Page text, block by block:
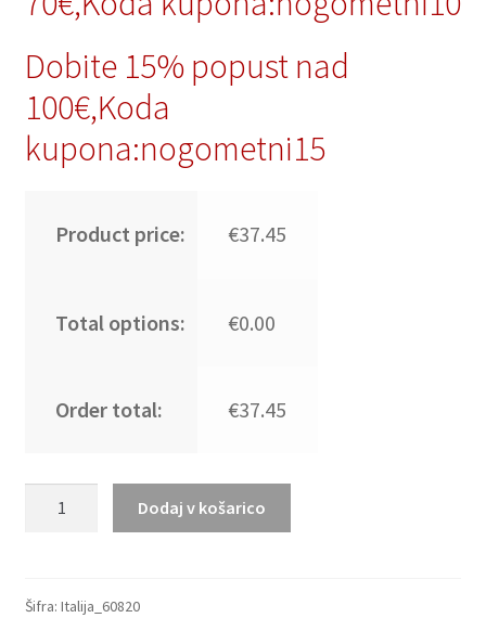
Dobite 15% popust nad
100€,Koda
kupona:nogometni15
Product price: €37.45
Total options: €0.00
Order total: €37.45
Domači
Dodaj v košarico
Šifra: Italija_60820